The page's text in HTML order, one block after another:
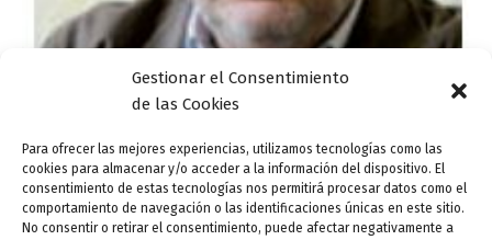
Gestionar el Consentimiento
de las Cookies
Para ofrecer las mejores experiencias, utilizamos tecnologías como las
cookies para almacenar y/o acceder a la información del dispositivo. El
consentimiento de estas tecnologías nos permitirá procesar datos como el
comportamiento de navegación o las identificaciones únicas en este sitio.
No consentir o retirar el consentimiento, puede afectar negativamente a
Feria del Libro de Valladolid – 28 de abril
ensutinta/28 abril, 2015
Traspasado ya el ecuador de la 48ª Feria del Libro de